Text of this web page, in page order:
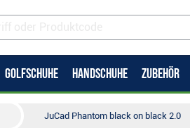
GOLFSCHUHE HANDSCHUHE ZUBEHÖR
JuCad Phantom black on black 2.0